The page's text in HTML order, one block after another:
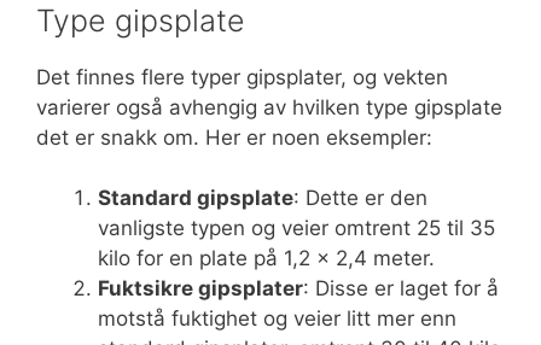
Type gipsplate
Det finnes flere typer gipsplater, og vekten
varierer også avhengig av hvilken type gipsplate
det er snakk om. Her er noen eksempler:
Standard gipsplate: Dette er den
vanligste typen og veier omtrent 25 til 35
kilo for en plate på 1,2 x 2,4 meter.
Fuktsikre gipsplater: Disse er laget for å
motstå fuktighet og veier litt mer enn